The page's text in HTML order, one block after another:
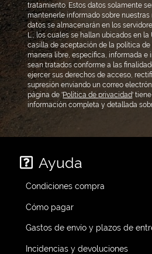
tratamiento. Estos datos solamente
mantenerle informado sobre nuestras
datos se almacenarán en los
L., los cuales se hallan ubicados en la
casilla de aceptación de la política
manera libre, específica, informada e
sean tratados conforme a las
ejercer sus derechos de acceso,
supresión enviando un correo
página de 'Política de privacidad'
información completa y detallada
Ayuda
Condiciones compra
Cómo pagar
Gastos de envío y plazos de
Incidencias y devoluciones